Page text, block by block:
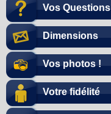
Vos Questions
Dimensions
Vos photos !
Votre fidélité